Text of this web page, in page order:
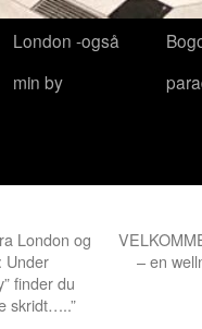
London -også
min by
London og
Under
finder du
skridt…..”
– en